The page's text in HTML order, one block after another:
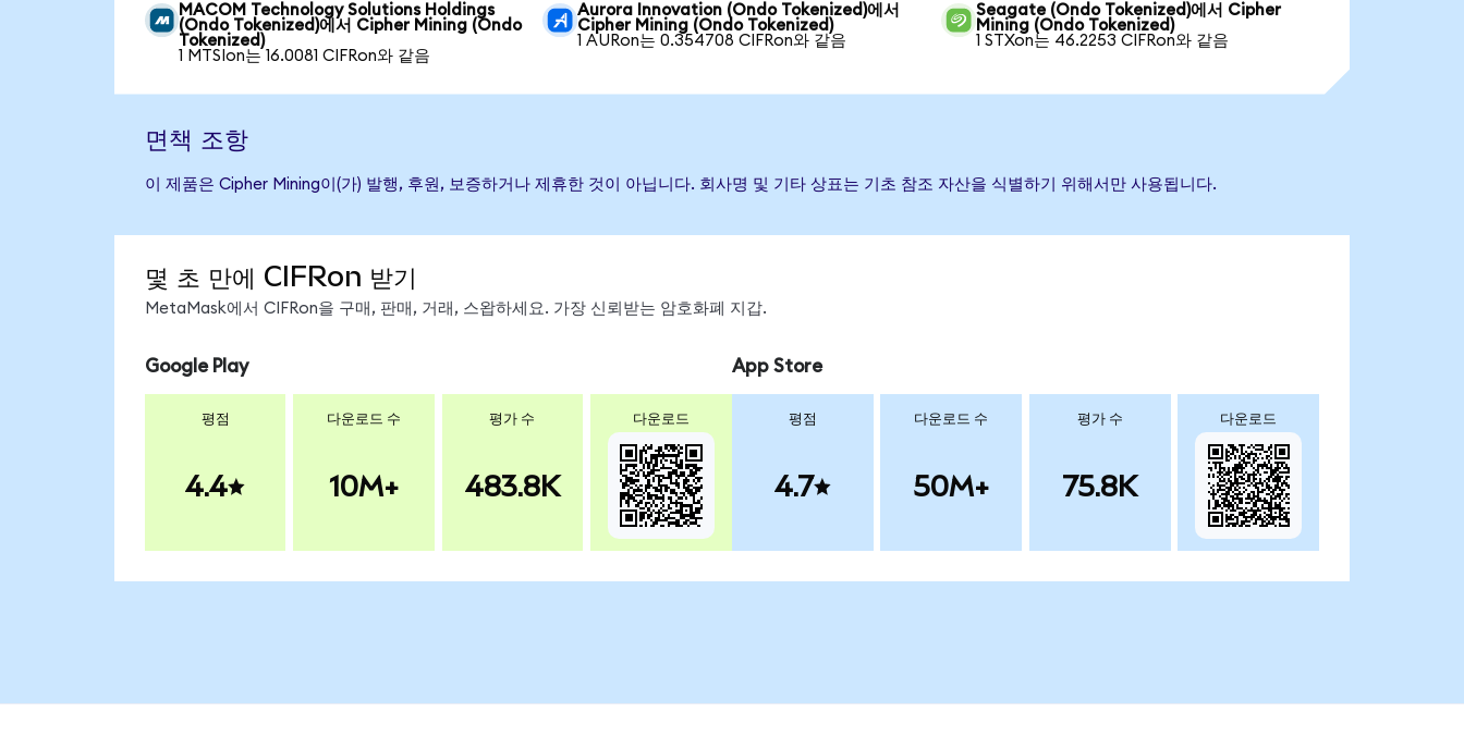
MACOM Technology Solutions Holdings
(Ondo Tokenized)에서 Cipher Mining (Ondo
Tokenized)
1 MTSIon는 16.0081 CIFRon와 같음
Aurora Innovation (Ondo Tokenized)에서
Cipher Mining (Ondo Tokenized)
1 AURon는 0.354708 CIFRon와 같음
Seagate (Ondo Tokenized)에서 Cipher
Mining (Ondo Tokenized)
1 STXon는 46.2253 CIFRon와 같음
면책 조항
이 제품은 Cipher Mining이(가) 발행, 후원, 보증하거나 제휴한 것이 아닙니다. 회사명 및 기타 상표는 기초 참조 자산을 식별하기 위해서만 사용됩니다.
몇 초 만에 CIFRon 받기
MetaMask에서 CIFRon을 구매, 판매, 거래, 스왑하세요. 가장 신뢰받는 암호화폐 지갑.
Google Play
평점
4.4
다운로드 수
10M+
평가 수
483.8K
다운로드
App Store
평점
4.7
다운로드 수
50M+
평가 수
75.8K
다운로드